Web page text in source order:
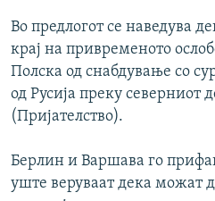
Во предлогот се наведува
крај на привременото
Полска од снабдување со
од Русија преку северниот
(Пријателство).
Берлин и Варшава го
уште веруваат дека можат